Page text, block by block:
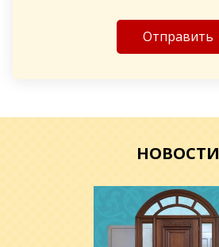
Хочу такую
НОВОСТИ